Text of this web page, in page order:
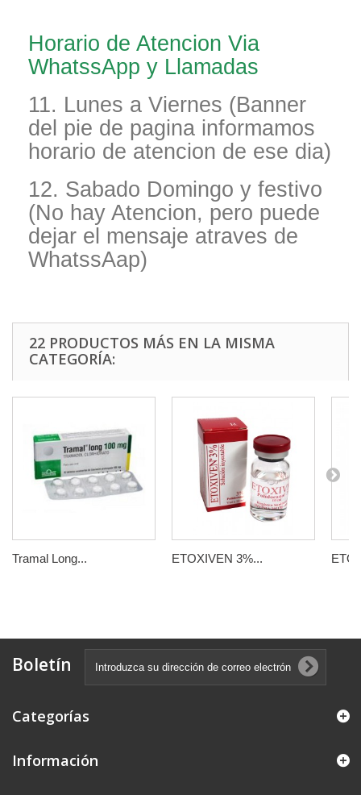
Horario de Atencion Via
WhatssApp y Llamadas
11. Lunes a Viernes (Banner
del pie de pagina informamos
horario de atencion de ese dia)
12. Sabado Domingo y festivo
(No hay Atencion, pero puede
dejar el mensaje atraves de
WhatssAap)
22 PRODUCTOS MÁS EN LA MISMA
CATEGORÍA:
Tramal Long... ETOXIVEN 3%...
Boletín
Categorías
Información